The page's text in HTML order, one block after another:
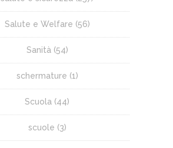
Salute e Welfare (56)
Sanità(54)
schermature (1)
Scuola (44)
scuole (3)